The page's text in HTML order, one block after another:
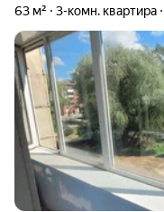
63 м² 3-комн. квартира